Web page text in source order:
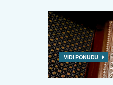
VIDI PONUDU